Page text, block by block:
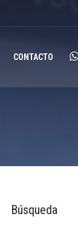
CONTACTO
Búsqueda